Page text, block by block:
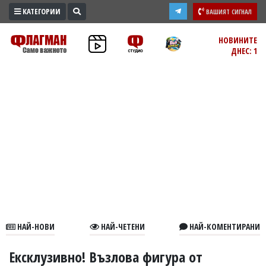
ПРОМО
ЗОНА
В
КАТЕГОРИИ ВАШИЯТ СИГНАЛ
НОВИНИТЕ
ДНЕС: 1
НАЙ-НОВИ НАЙ-ЧЕТЕНИ НАЙ-КОМЕНТИРАНИ
Ексклузивно! Възлова фигура от